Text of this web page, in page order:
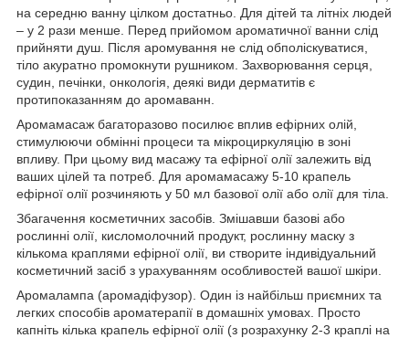
на середню ванну цілком достатньо. Для дітей та літніх людей
– у 2 рази менше. Перед прийомом ароматичної ванни слід
прийняти душ. Після аромування не слід обполіскуватися,
тіло акуратно промокнути рушником. Захворювання серця,
судин, печінки, онкологія, деякі види дерматитів є
протипоказанням до аромаванн.
Аромамасаж багаторазово посилює вплив ефірних олій,
стимулюючи обмінні процеси та мікроциркуляцію в зоні
впливу. При цьому вид масажу та ефірної олії залежить від
ваших цілей та потреб. Для аромамасажу 5-10 крапель
ефірної олії розчиняють у 50 мл базової олії або олії для тіла.
Збагачення косметичних засобів. Змішавши базові або
рослинні олії, кисломолочний продукт, рослинну маску з
кількома краплями ефірної олії, ви створите індивідуальний
косметичний засіб з урахуванням особливостей вашої шкіри.
Аромалампа (аромадіфузор). Один із найбільш приємних та
легких способів ароматерапії в домашніх умовах. Просто
капніть кілька крапель ефірної олії (з розрахунку 2-3 краплі на